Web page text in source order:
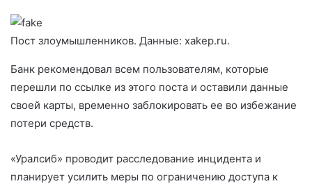
Пост злоумышленников. Данные: xakep.ru.
Банк рекомендовал всем пользователям, которые
перешли по ссылке из этого поста и оставили данные
своей карты, временно заблокировать ее во избежание
потери средств.
«Уралсиб» проводит расследование инцидента и
планирует усилить меры по ограничению доступа к